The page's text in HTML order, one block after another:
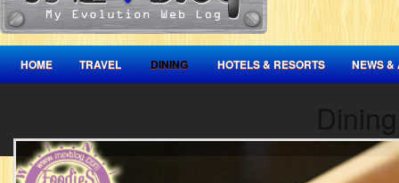
HOME TRAVEL DINING HOTELS & RESORTS NEWS &